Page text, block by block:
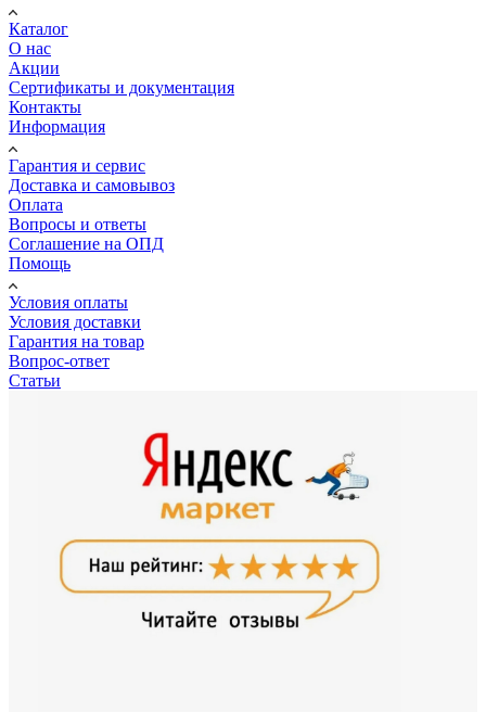
Каталог
О нас
Акции
Сертификаты и документация
Контакты
Информация
Гарантия и сервис
Доставка и самовывоз
Оплата
Вопросы и ответы
Соглашение на ОПД
Помощь
Условия оплаты
Условия доставки
Гарантия на товар
Вопрос-ответ
Статьи